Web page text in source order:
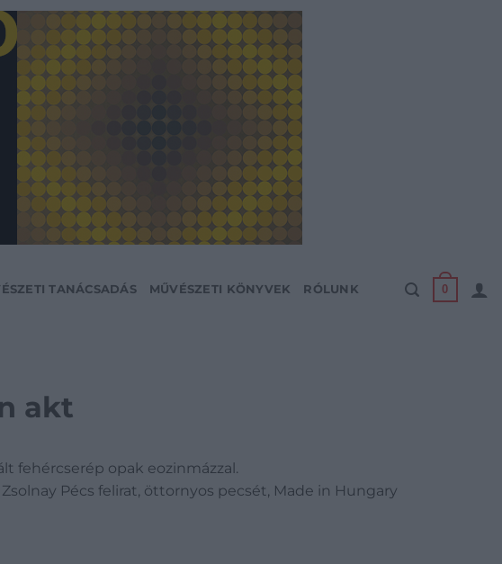
TANÁCSADÁS MŰVÉSZETI KÖNYVEK RÓLUNK 0
akt
fehércserép opak eozinmázzal.
Pécs felirat, öttornyos pecsét, Made in Hungary